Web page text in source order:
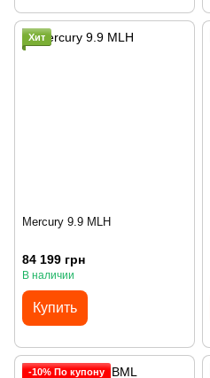
Хит
Mercury 9.9 MLH
84 199 грн
В наличии
Купить
-10% По купону